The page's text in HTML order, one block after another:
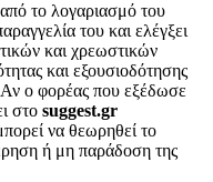
το λογαριασμό του
του και ελέγξει
και χρεωστικών
και εξουσιοδότησης
ο φορέας που εξέδωσε
στο suggest.gr
να θεωρηθεί το
ή μη παράδοση της